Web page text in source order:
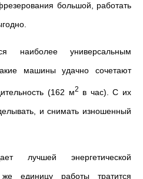
большой, работать
наиболее универсальным
машины удачно сочетают
(162 м2
в час). С их
и снимать изношенный
лучшей энергетической
единицу работы тратится